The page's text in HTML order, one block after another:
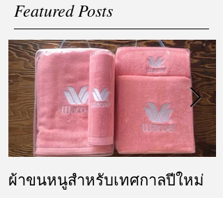
Featured Posts
ผ้าขนหนูสำหรับเทศกาลปีใหม่